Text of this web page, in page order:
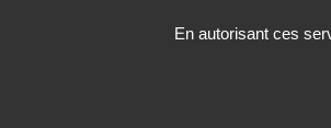
En autorisant ces